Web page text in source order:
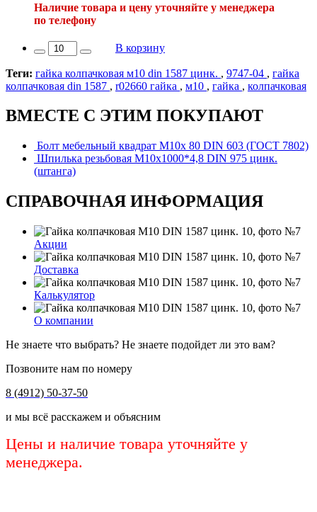
Наличие товара и цену уточняйте у менеджера
по телефону
В корзину
Теги: гайка колпачковая м10 din 1587 цинк. , 9747-04 , гайка
колпачковая din 1587 , r02660 гайка , м10 , гайка , колпачковая
ВМЕСТЕ С ЭТИМ ПОКУПАЮТ
Болт мебельный квадрат М10х 80 DIN 603 (ГОСТ 7802)
Шпилька резьбовая М10х1000*4,8 DIN 975 цинк.
(штанга)
СПРАВОЧНАЯ ИНФОРМАЦИЯ
Акции
Доставка
Калькулятор
О компании
Не знаете что выбрать? Не знаете подойдет ли это вам?
Позвоните нам по номеру
8 (4912) 50-37-50
и мы всё расскажем и объясним
Цены и наличие товара уточняйте у
менеджера.